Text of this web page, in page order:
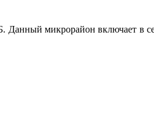
микрорайон включает в